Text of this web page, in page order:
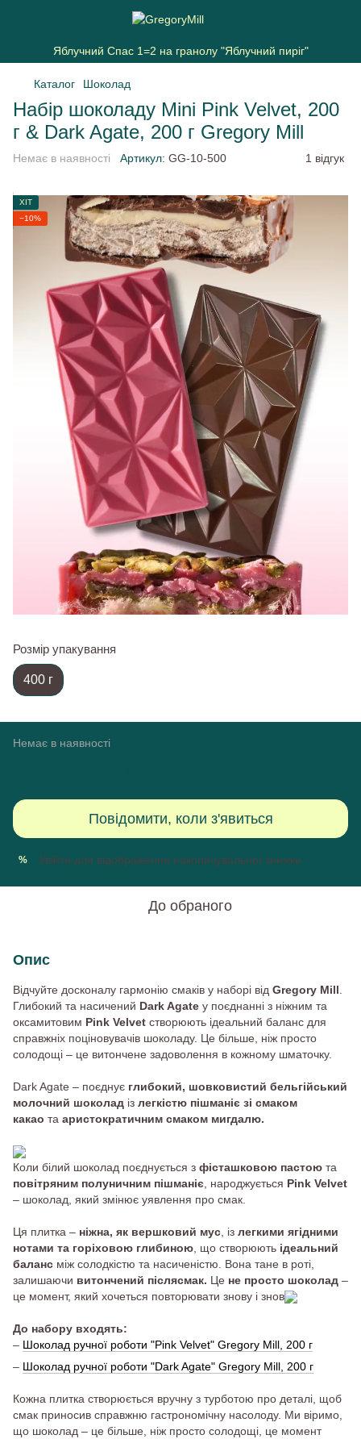
Яблучний Спас 1=2 на гранолу "Яблучний пиріг"
Каталог Шоколад
Набір шоколаду Mini Pink Velvet, 200
г & Dark Agate, 200 г Gregory Mill
Немає в наявності Артикул: GG-10-500 1 відгук
ХІТ
−10%
Розмір упакування
400 г
Немає в наявності
Повідомити, коли з'явиться
% Увійти для відображення накопичувальної знижки
До обраного
Опис
Відчуйте досконалу гармонію смаків у наборі від Gregory Mill
Глибокий та насичений Dark Agate у поєднанні з ніжним та
оксамитовим Pink Velvet створюють ідеальний баланс для
справжніх поціновувачів шоколаду. Це більше, ніж просто
солодощі – це витончене задоволення в кожному шматочку.
Dark Agate – поєднує глибокий, шовковистий бельгійський
молочний шоколад із легкістю пішманіє зі смаком
какао та аристократичним смаком мигдалю.
Коли білий шоколад поєднується з фісташковою пастою та
повітряним полуничним пішманіє , народжується Pink Velvet
– шоколад, який змінює уявлення про смак.
Ця плитка – ніжна, як вершковий мус , із легкими ягідними
нотами та горіховою глибиною , що створюють ідеальний
баланс між солодкістю та насиченістю. Вона тане в роті,
залишаючи витончений післясмак. Це не просто шоколад –
це момент, який хочеться повторювати знову і знов
До набору входять:
– Шоколад ручної роботи "Pink Velvet" Gregory Mill, 200 г
– Шоколад ручної роботи "Dark Agate" Gregory Mill, 200 г
Кожна плитка створюється вручну з турботою про деталі, щоб
смак приносив справжню гастрономічну насолоду. Ми віримо,
що шоколад – це більше, ніж просто солодощі, це момент